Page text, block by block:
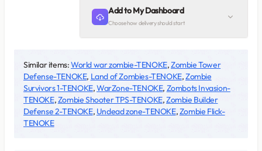
Add to My Dashboard
Choose how delivery should start
Similar items:World war zombie-TENOKE,Zombie Tower
Defense-TENOKE, Land of Zombies-TENOKE,Zombie
Survivors 1-TENOKE,WarZone-TENOKE, Zombots Invasion-
TENOKE,Zombie Shooter TPS-TENOKE,Zombie Builder
Defense 2-TENOKE, Undead zone-TENOKE,Zombie Flick-
TENOKE